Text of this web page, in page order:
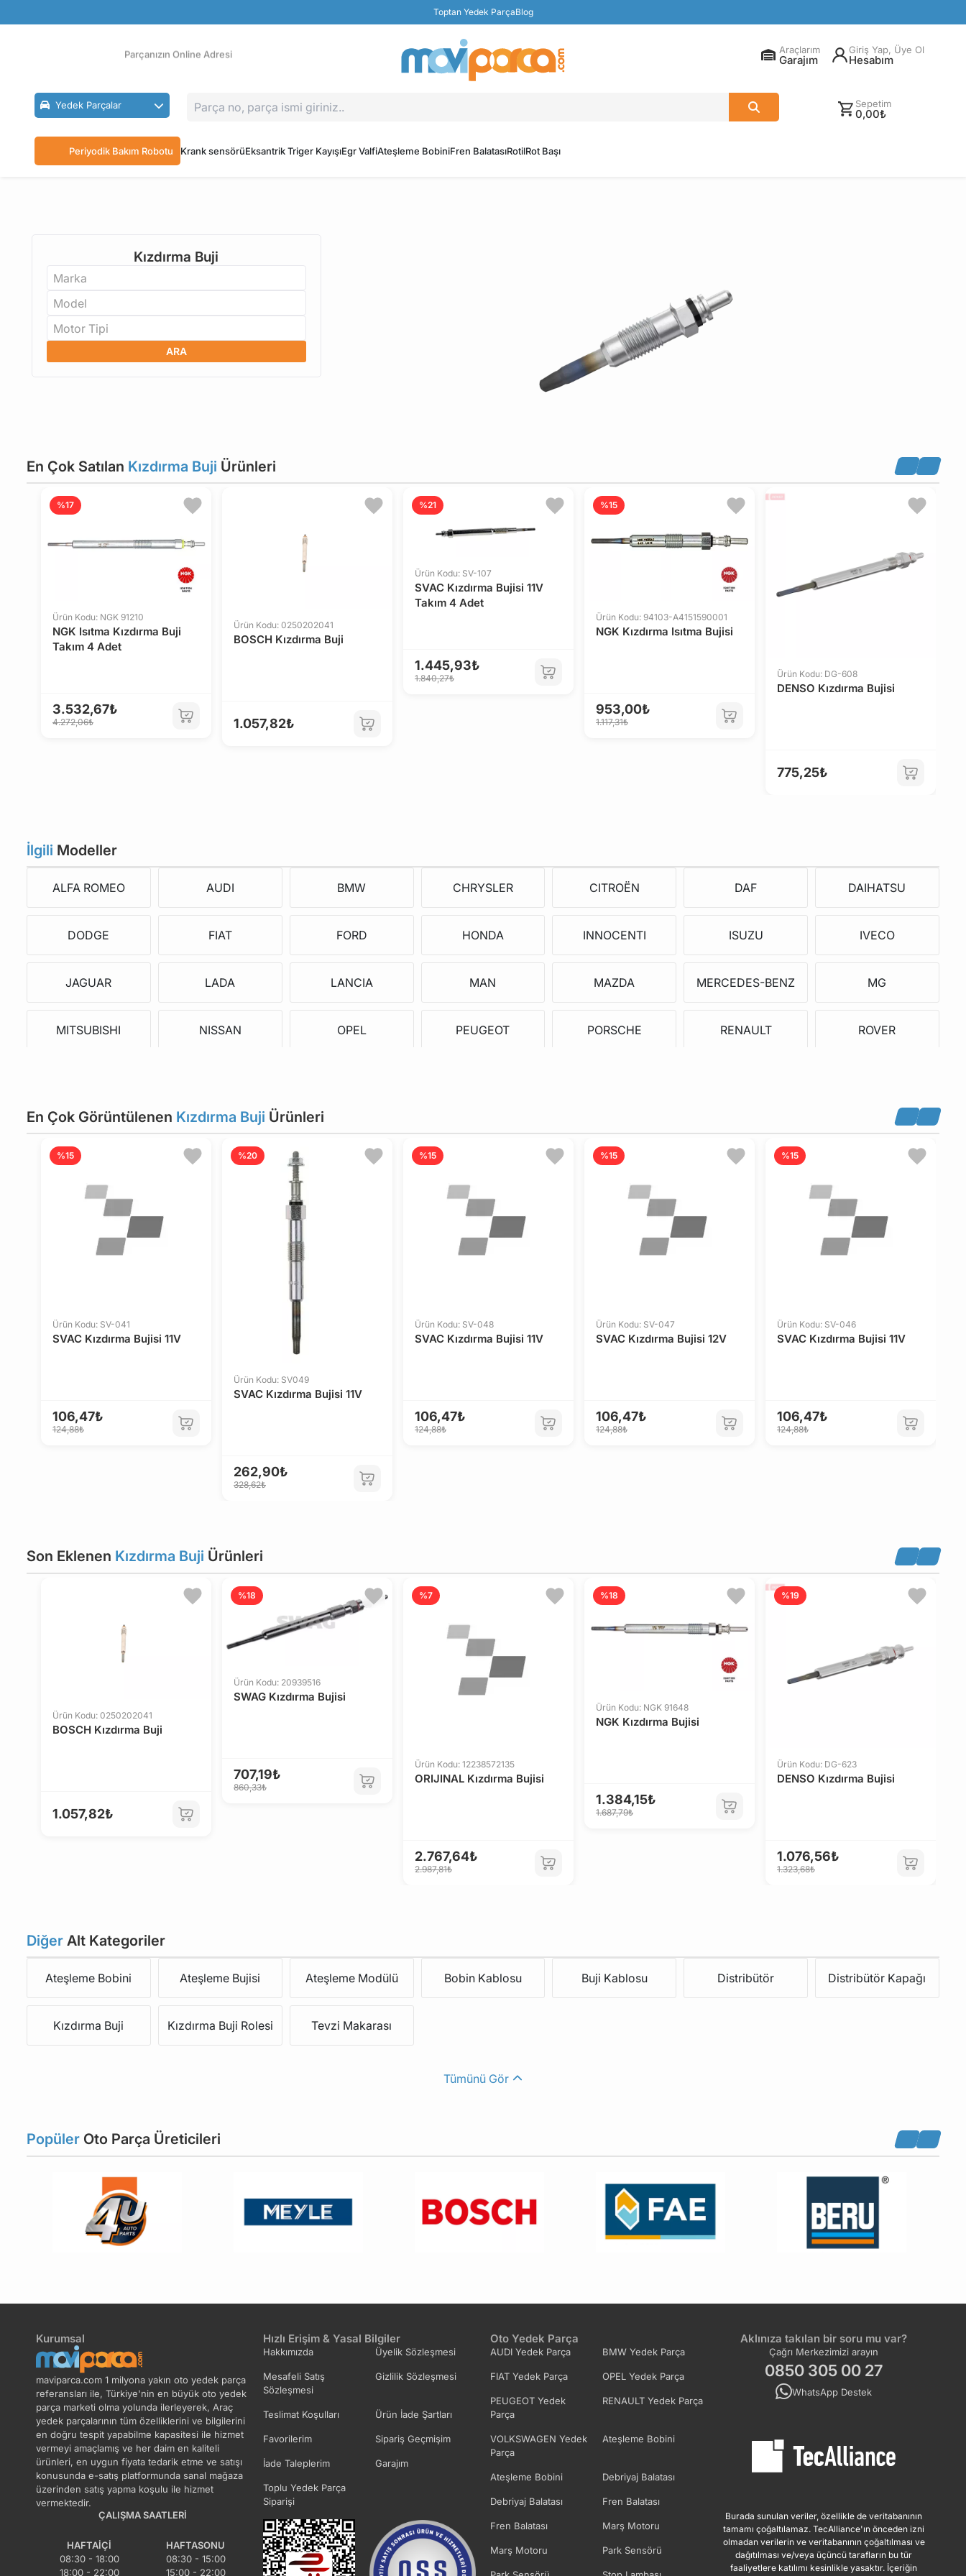
Toptan Yedek ParçaBlog
Ücretsiz İade
Parçanızın Online Adresi Araçlarım
Garajım
Giriş Yap, Üye Ol
Hesabım
Yedek Parçalar Sepetim
0,00₺
Periyodik Bakım Robotu Krank sensörüEksantrik Triger KayışıEgr ValfiAteşleme BobiniFren BalatasıRotilRot Başı
Kızdırma Buji
Marka
Model
Motor Tipi
ARA
En Çok Satılan Kızdırma Buji Ürünleri
Ürün Kodu: NGK 91210
NGK Isıtma Kızdırma Buji
Takım 4 Adet
3.532,67₺
4.272,06₺
%17
Ürün Kodu: 0250202041
BOSCH Kızdırma Buji
1.057,82₺
Ürün Kodu: SV-107
SVAC Kızdırma Bujisi 11V
Takım 4 Adet
1.445,93₺
1.840,27₺
%21
Ürün Kodu: 94103-A4151590001
NGK Kızdırma Isıtma Bujisi
953,00₺
1.117,31₺
%15
Ürün Kodu: DG-608
DENSO Kızdırma Bujisi
775,25₺
İlgili Modeller
ALFA ROMEO AUDI BMW CHRYSLER CITROËN DAF DAIHATSU
DODGE FIAT FORD HONDA INNOCENTI ISUZU IVECO
JAGUAR LADA LANCIA MAN MAZDA MERCEDES-BENZ MG
MITSUBISHI NISSAN OPEL PEUGEOT PORSCHE RENAULT ROVER
VAUXHALL VOLVO VOLKSWAGEN SANTANA
ALPINA ASIA MOTORS SMART
En Çok Görüntülenen Kızdırma Buji Ürünleri
Ürün Kodu: SV-041
SVAC Kızdırma Bujisi 11V
106,47₺
124,88₺
%15
Ürün Kodu: SV049
SVAC Kızdırma Bujisi 11V
262,90₺
328,62₺
%20
Ürün Kodu: SV-048
SVAC Kızdırma Bujisi 11V
106,47₺
124,88₺
%15
Ürün Kodu: SV-047
SVAC Kızdırma Bujisi 12V
106,47₺
124,88₺
%15
Ürün Kodu: SV-046
SVAC Kızdırma Bujisi 11V
106,47₺
124,88₺
%15
Son Eklenen Kızdırma Buji Ürünleri
Ürün Kodu: 0250202041
BOSCH Kızdırma Buji
1.057,82₺
Ürün Kodu: 20939516
SWAG Kızdırma Bujisi
707,19₺
860,33₺
%18
Ürün Kodu: 12238572135
ORIJINAL Kızdırma Bujisi
2.767,64₺
2.987,81₺
%7
Ürün Kodu: NGK 91648
NGK Kızdırma Bujisi
1.384,15₺
1.687,79₺
%18
Ürün Kodu: DG-623
DENSO Kızdırma Bujisi
1.076,56₺
1.323,68₺
%19
Diğer Alt Kategoriler
Ateşleme Bobini Ateşleme Bujisi Ateşleme Modülü Bobin Kablosu Buji Kablosu Distribütör Distribütör Kapağı
Kızdırma Buji Kızdırma Buji Rolesi Tevzi Makarası
Tümünü Gör
Popüler Oto Parça Üreticileri
Kurumsal
maviparca.com 1 milyona yakın oto yedek parça
referansları ile, Türkiye'nin en büyük oto yedek
parça marketi olma yolunda ilerleyerek, Araç
yedek parçalarının tüm özelliklerini ve bilgilerini
en doğru tespit yapabilme kapasitesi ile hizmet
vermeyi amaçlamış ve her daim en kaliteli
ürünleri, en uygun fiyata tedarik etme ve satışı
konusunda e-satış platformunda sanal mağaza
üzerinden satış yapma koşulu ile hizmet
vermektedir.
ÇALIŞMA SAATLERI
HAFTAIÇI
08:30 - 18:00
18:00 - 22:00
HAFTASONU
08:30 - 15:00
15:00 - 22:00
Hızlı Erişim & Yasal Bilgiler
Hakkımızda Üyelik Sözleşmesi
Mesafeli Satış
Sözleşmesi
Gizlilik Sözleşmesi
Teslimat Koşulları Ürün İade Şartları
Favorilerim Sipariş Geçmişim
İade Taleplerim Garajım
Toplu Yedek Parça
Siparişi
Oto Yedek Parça
AUDI Yedek Parça BMW Yedek Parça
FIAT Yedek Parça OPEL Yedek Parça
PEUGEOT Yedek
Parça
RENAULT Yedek Parça
VOLKSWAGEN Yedek
Parça
Ateşleme Bobini
Ateşleme Bobini Debriyaj Balatası
Debriyaj Balatası Fren Balatası
Fren Balatası Marş Motoru
Marş Motoru Park Sensörü
Aklınıza takılan bir soru mu var?
Çağrı Merkezimizi arayın
0850 305 00 27
WhatsApp Destek
Burada sunulan veriler, özellikle de veritabanının
tamamı çoğaltılamaz. TecAlliance'ın önceden izni
olmadan verilerin ve veritabanının çoğaltılması ve
dağıtılması ve/veya üçüncü tarafların bu tür
faaliyetlere katılımı kesinlikle yasaktır. İçeriğin